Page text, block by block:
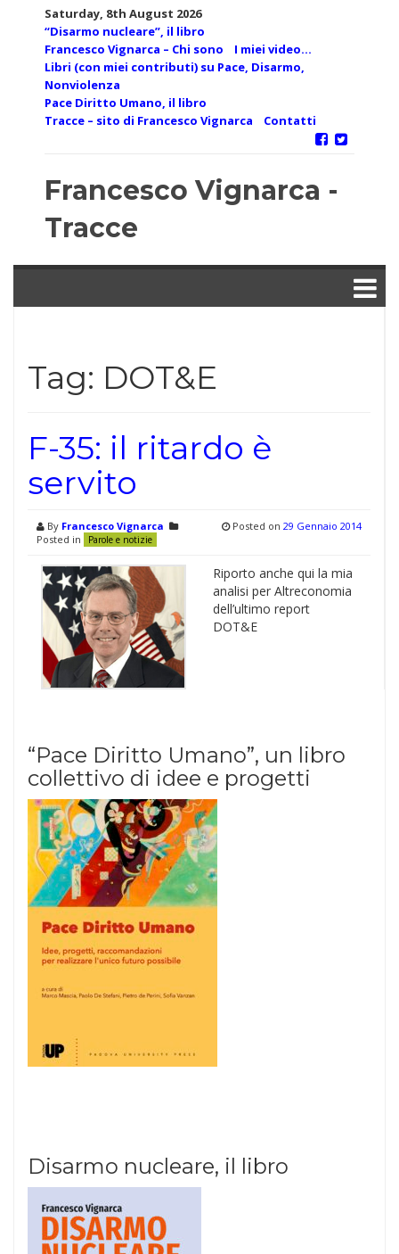
Saturday, 8th August 2026
“Disarmo nucleare”, il libro
Francesco Vignarca – Chi sono
I miei video…
Libri (con miei contributi) su Pace, Disarmo,
Nonviolenza
Pace Diritto Umano, il libro
Tracce – sito di Francesco Vignarca
Contatti
Francesco Vignarca -
Tracce
Tag: DOT&E
F-35: il ritardo è
servito
By Francesco Vignarca
Posted in
Parole e notizie
Posted on 29 Gennaio 2014
Riporto anche qui la mia
analisi per Altreconomia
dell’ultimo report
DOT&E
“Pace Diritto Umano”, un libro
collettivo di idee e progetti
Disarmo nucleare, il libro